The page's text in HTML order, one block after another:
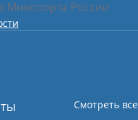
Минспорта России
Смотреть все